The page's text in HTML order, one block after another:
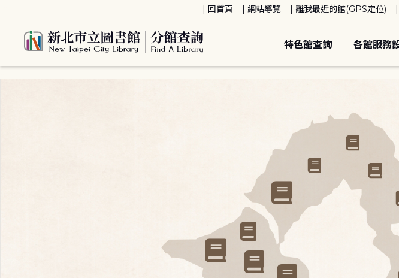
回首頁 網站導覽 離我最近的館(GPS定位)
特色館查詢 各館服務